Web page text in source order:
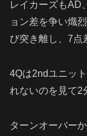
レイカーズもAD
ョン差を争い熾
び突き離し、7点
4Qは2ndユニッ
れないのを見て2
ターンオーバー